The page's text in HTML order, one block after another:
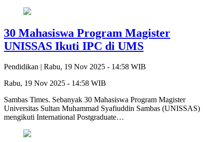
30 Mahasiswa Program Magister
UNISSAS Ikuti IPC di UMS
Pendidikan | Rabu, 19 Nov 2025 - 14:58 WIB
Rabu, 19 Nov 2025 - 14:58 WIB
Sambas Times. Sebanyak 30 Mahasiswa Program Magister
Universitas Sultan Muhammad Syafiuddin Sambas (UNISSAS)
mengikuti International Postgraduate…